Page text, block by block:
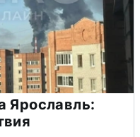
Ярославль: